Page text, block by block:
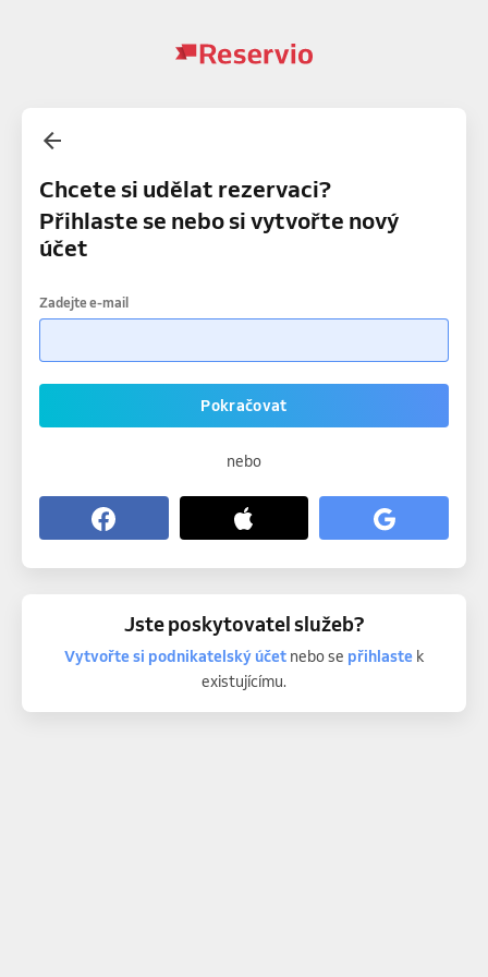
Chcete si udělat rezervaci?
Přihlaste se nebo si vytvořte nový
účet
Zadejte e-mail
Pokračovat
nebo
Jste poskytovatel služeb?
Vytvořte si podnikatelský účetnebo se přihlastek
existujícímu.